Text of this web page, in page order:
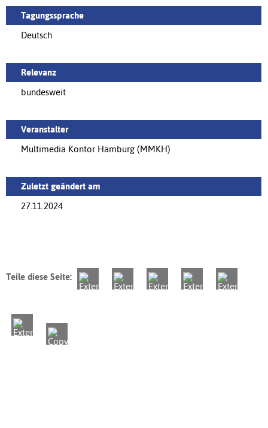
Tagungssprache
Deutsch
Relevanz
bundesweit
Veranstalter
Multimedia Kontor Hamburg (MMKH)
Zuletzt geändert am
27.11.2024
Teile diese Seite: